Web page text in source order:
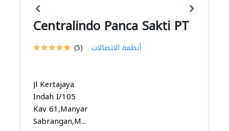
Centralindo Panca Sakti PT
(5) أنظمة الاتصالات
Jl Kertajaya
Indah I/105
Kav 61,Manyar
Sabrangan,M...